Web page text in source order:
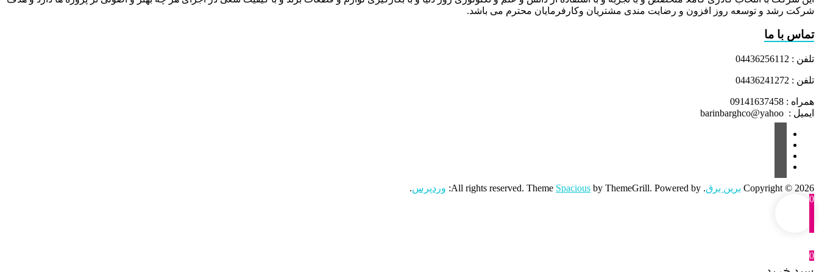
شرکت رشد و توسعه روز افزون و رضایت مندی مشتریان وکارفرمایان محترم می باشد.
تماس با ما
تلفن : 04436256112
تلفن : 04436241272
همراه : 09141637458
ایمیل : barinbarghco@yahoo
Copyright © 2026 برین برق. All rights reserved. Theme
Spacious by ThemeGrill. Powered by: وردپرس.
0
0